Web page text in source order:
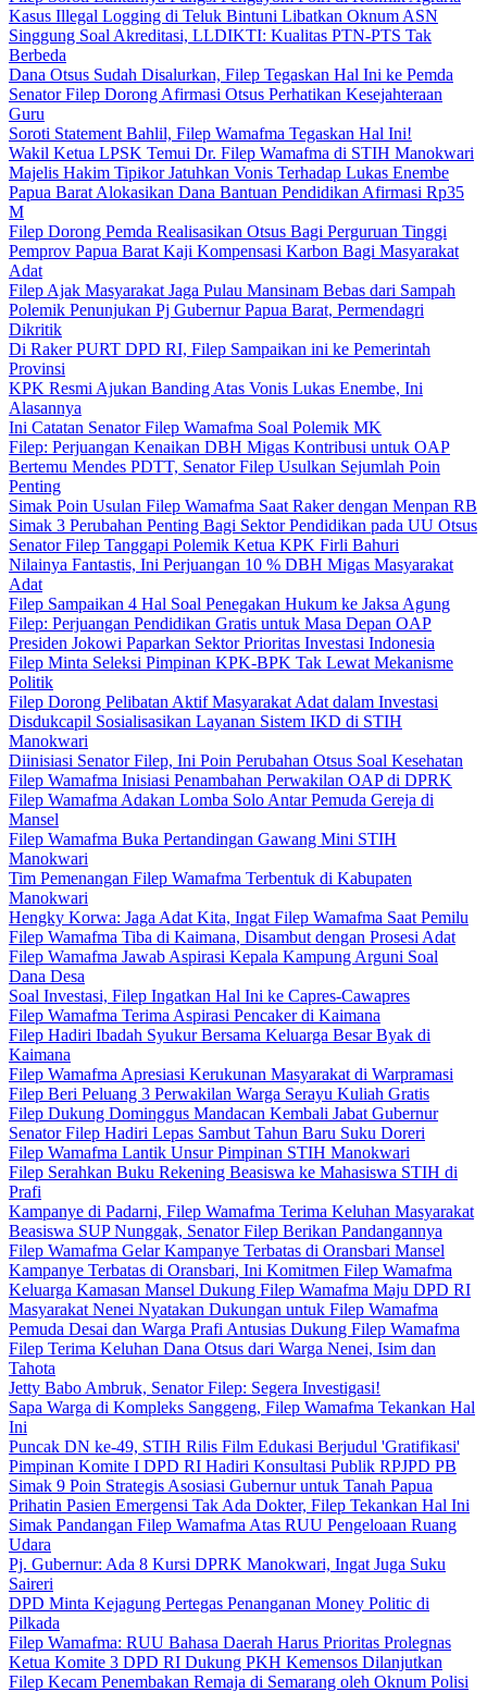
Kasus Illegal Logging di Teluk Bintuni Libatkan Oknum ASN
Singgung Soal Akreditasi, LLDIKTI: Kualitas PTN-PTS Tak
Berbeda
Dana Otsus Sudah Disalurkan, Filep Tegaskan Hal Ini ke Pemda
Senator Filep Dorong Afirmasi Otsus Perhatikan Kesejahteraan
Guru
Soroti Statement Bahlil, Filep Wamafma Tegaskan Hal Ini!
Wakil Ketua LPSK Temui Dr. Filep Wamafma di STIH Manokwari
Majelis Hakim Tipikor Jatuhkan Vonis Terhadap Lukas Enembe
Papua Barat Alokasikan Dana Bantuan Pendidikan Afirmasi Rp35
M
Filep Dorong Pemda Realisasikan Otsus Bagi Perguruan Tinggi
Pemprov Papua Barat Kaji Kompensasi Karbon Bagi Masyarakat
Adat
Filep Ajak Masyarakat Jaga Pulau Mansinam Bebas dari Sampah
Polemik Penunjukan Pj Gubernur Papua Barat, Permendagri
Dikritik
Di Raker PURT DPD RI, Filep Sampaikan ini ke Pemerintah
Provinsi
KPK Resmi Ajukan Banding Atas Vonis Lukas Enembe, Ini
Alasannya
Ini Catatan Senator Filep Wamafma Soal Polemik MK
Filep: Perjuangan Kenaikan DBH Migas Kontribusi untuk OAP
Bertemu Mendes PDTT, Senator Filep Usulkan Sejumlah Poin
Penting
Simak Poin Usulan Filep Wamafma Saat Raker dengan Menpan RB
Simak 3 Perubahan Penting Bagi Sektor Pendidikan pada UU Otsus
Senator Filep Tanggapi Polemik Ketua KPK Firli Bahuri
Nilainya Fantastis, Ini Perjuangan 10 % DBH Migas Masyarakat
Adat
Filep Sampaikan 4 Hal Soal Penegakan Hukum ke Jaksa Agung
Filep: Perjuangan Pendidikan Gratis untuk Masa Depan OAP
Presiden Jokowi Paparkan Sektor Prioritas Investasi Indonesia
Filep Minta Seleksi Pimpinan KPK-BPK Tak Lewat Mekanisme
Politik
Filep Dorong Pelibatan Aktif Masyarakat Adat dalam Investasi
Disdukcapil Sosialisasikan Layanan Sistem IKD di STIH
Manokwari
Diinisiasi Senator Filep, Ini Poin Perubahan Otsus Soal Kesehatan
Filep Wamafma Inisiasi Penambahan Perwakilan OAP di DPRK
Filep Wamafma Adakan Lomba Solo Antar Pemuda Gereja di
Mansel
Filep Wamafma Buka Pertandingan Gawang Mini STIH
Manokwari
Tim Pemenangan Filep Wamafma Terbentuk di Kabupaten
Manokwari
Hengky Korwa: Jaga Adat Kita, Ingat Filep Wamafma Saat Pemilu
Filep Wamafma Tiba di Kaimana, Disambut dengan Prosesi Adat
Filep Wamafma Jawab Aspirasi Kepala Kampung Arguni Soal
Dana Desa
Soal Investasi, Filep Ingatkan Hal Ini ke Capres-Cawapres
Filep Wamafma Terima Aspirasi Pencaker di Kaimana
Filep Hadiri Ibadah Syukur Bersama Keluarga Besar Byak di
Kaimana
Filep Wamafma Apresiasi Kerukunan Masyarakat di Warpramasi
Filep Beri Peluang 3 Perwakilan Warga Serayu Kuliah Gratis
Filep Dukung Dominggus Mandacan Kembali Jabat Gubernur
Senator Filep Hadiri Lepas Sambut Tahun Baru Suku Doreri
Filep Wamafma Lantik Unsur Pimpinan STIH Manokwari
Filep Serahkan Buku Rekening Beasiswa ke Mahasiswa STIH di
Prafi
Kampanye di Padarni, Filep Wamafma Terima Keluhan Masyarakat
Beasiswa SUP Nunggak, Senator Filep Berikan Pandangannya
Filep Wamafma Gelar Kampanye Terbatas di Oransbari Mansel
Kampanye Terbatas di Oransbari, Ini Komitmen Filep Wamafma
Keluarga Kamasan Mansel Dukung Filep Wamafma Maju DPD RI
Masyarakat Nenei Nyatakan Dukungan untuk Filep Wamafma
Pemuda Desai dan Warga Prafi Antusias Dukung Filep Wamafma
Filep Terima Keluhan Dana Otsus dari Warga Nenei, Isim dan
Tahota
Jetty Babo Ambruk, Senator Filep: Segera Investigasi!
Sapa Warga di Kompleks Sanggeng, Filep Wamafma Tekankan Hal
Ini
Puncak DN ke-49, STIH Rilis Film Edukasi Berjudul 'Gratifikasi'
Pimpinan Komite I DPD RI Hadiri Konsultasi Publik RPJPD PB
Simak 9 Poin Strategis Asosiasi Gubernur untuk Tanah Papua
Prihatin Pasien Emergensi Tak Ada Dokter, Filep Tekankan Hal Ini
Simak Pandangan Filep Wamafma Atas RUU Pengeloaan Ruang
Udara
Pj. Gubernur: Ada 8 Kursi DPRK Manokwari, Ingat Juga Suku
Saireri
DPD Minta Kejagung Pertegas Penanganan Money Politic di
Pilkada
Filep Wamafma: RUU Bahasa Daerah Harus Prioritas Prolegnas
Ketua Komite 3 DPD RI Dukung PKH Kemensos Dilanjutkan
Filep Kecam Penembakan Remaja di Semarang oleh Oknum Polisi